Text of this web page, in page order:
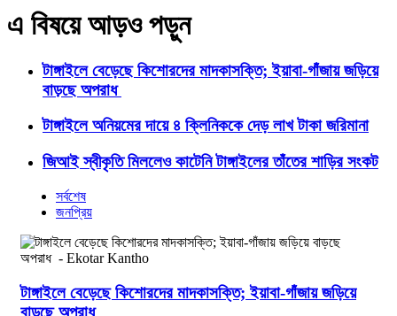
এ বিষয়ে আড়ও পড়ুন
টাঙ্গাইলে বেড়েছে কিশোরদের মাদকাসক্তি; ইয়াবা-গাঁজায় জড়িয়ে
বাড়ছে অপরাধ
টাঙ্গাইলে অনিয়মের দায়ে ৪ ক্লিনিককে দেড় লাখ টাকা জরিমানা
জিআই স্বীকৃতি মিললেও কাটেনি টাঙ্গাইলের তাঁতের শাড়ির সংকট
সর্বশেষ
জনপ্রিয়
টাঙ্গাইলে বেড়েছে কিশোরদের মাদকাসক্তি; ইয়াবা-গাঁজায় জড়িয়ে
বাড়ছে অপরাধ